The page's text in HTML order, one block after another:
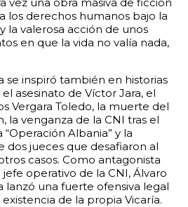
los derechos humanos bajo la
la valerosa acción de unos
en que la vida no valía nada,
se inspiró también en historias
asesinato de Víctor Jara, el
Vergara Toledo, la muerte del
la venganza de la CNI tras el
Albania” y la
dos jueces que desafiaron al
casos. Como antagonista
operativo de la CNI, Álvaro
lanzó una fuerte ofensiva legal
de la propia Vicaría.